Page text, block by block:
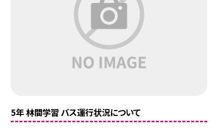
5年 林間学習 バス運行状況について